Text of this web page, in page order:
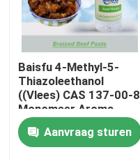
Over ons
Fabriekstocht
Kwaliteitscontrole
Baisfu 4-Methyl-5-
Thiazoleethanol
((Vlees) CAS 137-00-8
Monomeer Aroma,
Essence Adjuvant
Aanvraag sturen